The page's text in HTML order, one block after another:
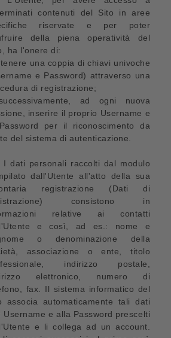
contenuti del Sito in aree
riservate e per poter
della piena operatività del
ha l'onere di:
una coppia di chiavi univoche
e Password) attraverso una
di registrazione;
ad ogni nuova
inserire il proprio Username e
per il riconoscimento da
del sistema di autenticazione.
I dati personali raccolti dal modulo
dall'Utente all'atto della sua
registrazione (Dati di
consistono in
relative ai contatti
e così, ad es.: nome e
o denominazione della
associazione o ente, titolo
indirizzo postale,
elettronico, numero di
fax. Il sistema informatico del
associa automaticamente tali dati
Username e alla Password prescelti
e li collega ad un account.